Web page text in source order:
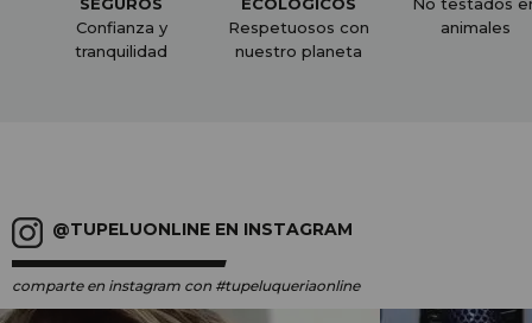
Confianza y
tranquilidad
Respetuosos con
nuestro planeta
animales
@TUPELUONLINE EN INSTAGRAM
comparte en instagram con #tupeluqueriaonline